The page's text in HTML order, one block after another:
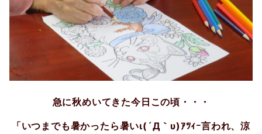
急に秋めいてきた今日この頃・・・
「いつまでも暑かったら暑いι(´Д｀υ)ｱﾂｨｰ言われ、涼